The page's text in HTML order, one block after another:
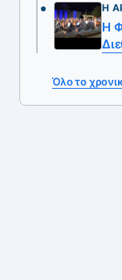
Η
Η
Όλο το